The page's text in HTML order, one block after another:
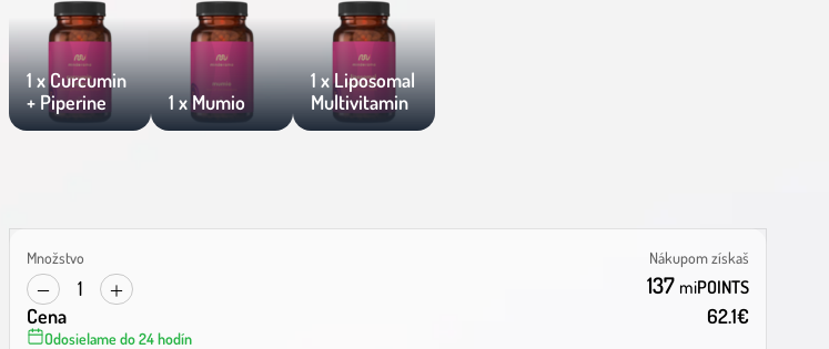
1 x Curcumin
+ Piperine
1 x Mumio
1 x Liposomal
Multivitamin
Množstvo
1
Nákupom získaš
137 miPOINTS
Cena 62.1€
Odosielame do 24 hodín